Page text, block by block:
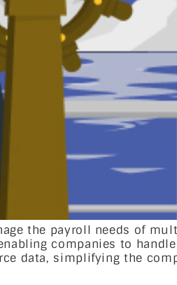
the payroll needs of
companies to
data, simplifying the